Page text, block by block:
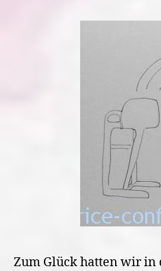
Zum Glück hatten wir in